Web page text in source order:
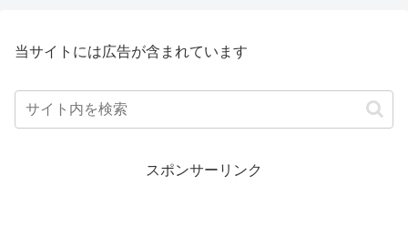
当サイトには広告が含まれています
スポンサーリンク